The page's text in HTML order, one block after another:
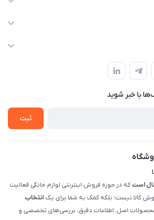
صوتی عباسی) - "تحویل حضوری فقط با
با‌ خبر شوید
ثبت
که در حوزه فروش اینترنتی لوازم خانگی فعالیت
کالا نیست؛ بلکه کمک به شما برای یک انتخاب
محصولات اصل، اطلاعات دقیق، بررسی‌های تخصصی و